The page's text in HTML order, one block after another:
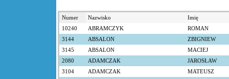
Numer Nazwisko
Imię
10240
ABRAMCZYK
ROMAN
3144
ABSALON
ZBIGNIEW
3145
ABSALON
MACIEJ
2080
ADAMCZAK
JAROSŁAW
3104
ADAMCZAK
MATEUSZ